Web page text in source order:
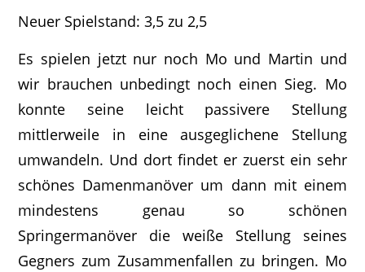
Neuer Spielstand: 3,5 zu 2,5
Es spielen jetzt nur noch Mo und Martin und
wir brauchen unbedingt noch einen Sieg. Mo
konnte seine leicht passivere Stellung
mittlerweile in eine ausgeglichene Stellung
umwandeln. Und dort findet er zuerst ein sehr
schönes Damenmanöver um dann mit einem
mindestens genau so schönen
Springermanöver die weiße Stellung seines
Gegners zum Zusammenfallen zu bringen. Mo